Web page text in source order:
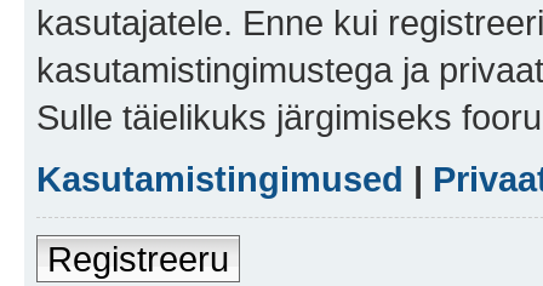
kasutajatele. Enne kui
kasutamistingimustega ja
Sulle täielikuks järgimiseks
Kasutamistingimused |
Registreeru